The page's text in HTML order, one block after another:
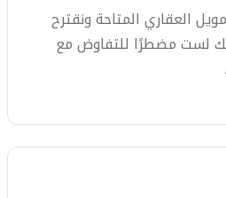
العقاري المتاحة ونقترح
لست مضطرًا للتفاوض مع